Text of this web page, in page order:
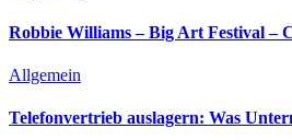
Robbie Williams – Big Art Festival –
Allgemein
Telefonvertrieb auslagern: Was